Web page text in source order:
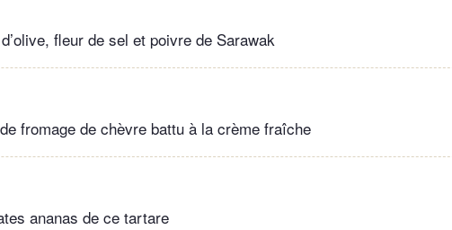
fleur de sel et poivre de Sarawak
fromage de chèvre battu à la crème fraîche
ananas de ce tartare